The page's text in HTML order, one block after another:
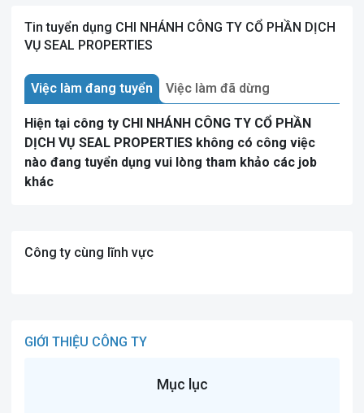
Tin tuyển dụng CHI NHÁNH CÔNG TY CỔ PHẦN DỊCH
VỤ SEAL PROPERTIES
Việc làm đang tuyển Việc làm đã dừng
Hiện tại công ty CHI NHÁNH CÔNG TY CỔ PHẦN
DỊCH VỤ SEAL PROPERTIES không có công việc
nào đang tuyển dụng vui lòng tham khảo các job
khác
Công ty cùng lĩnh vực
GIỚI THIỆU CÔNG TY
Mục lục